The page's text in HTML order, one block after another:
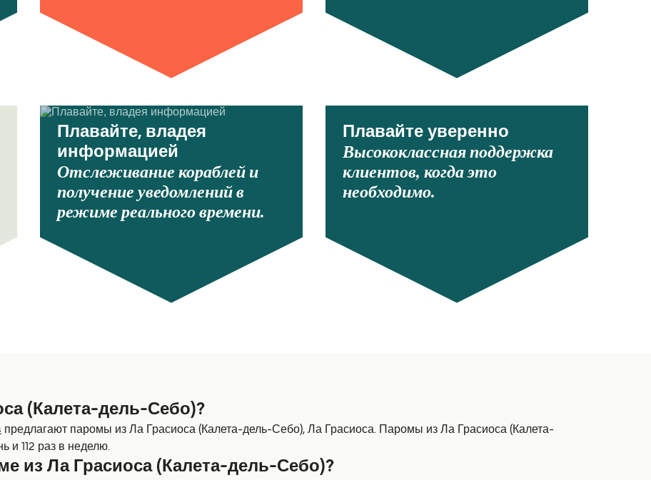
Плавайте, владея
информацией
Отслеживание кораблей и
получение уведомлений в
режиме реального времени.
Плавайте уверенно
Высококлассная поддержка
клиентов, когда это
необходимо.
(Калета-дель-Себо)?
предлагают паромы из Ла Грасиоса (Калета-дель-Себо), Ла Грасиоса. Паромы из Ла Грасиоса (Калета-
и 112 раз в неделю.
из Ла Грасиоса (Калета-дель-Себо)?